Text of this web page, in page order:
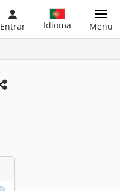
Entrar Idioma Menu